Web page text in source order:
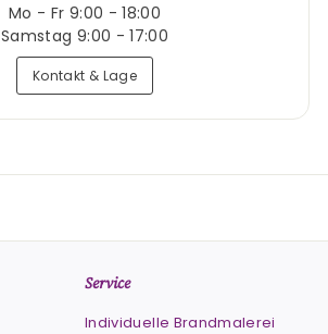
Mo - Fr 9:00 - 18:00
Samstag 9:00 - 17:00
Kontakt & Lage
Service
Individuelle Brandmalerei